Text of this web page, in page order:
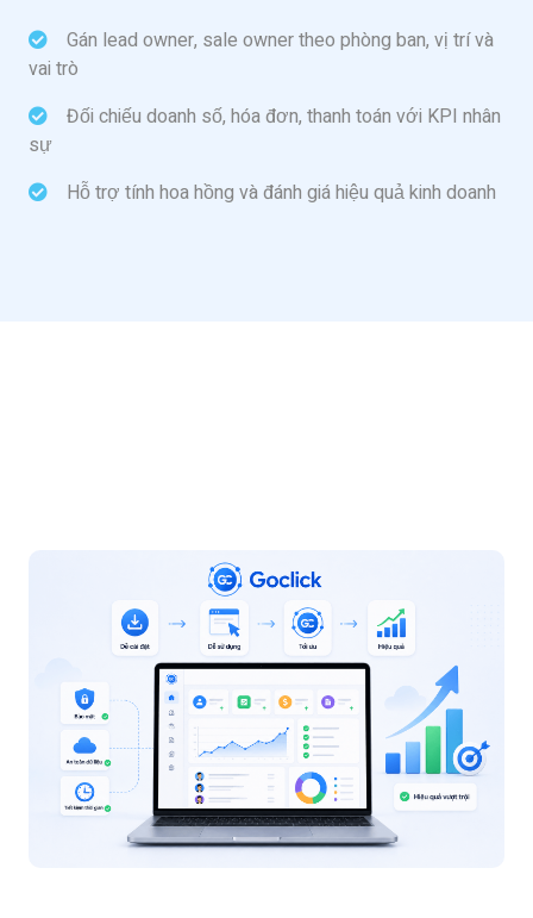
Gán lead owner, sale owner theo phòng ban, vị trí và
vai trò
Đối chiếu doanh số, hóa đơn, thanh toán với KPI nhân
sự
Hỗ trợ tính hoa hồng và đánh giá hiệu quả kinh doanh